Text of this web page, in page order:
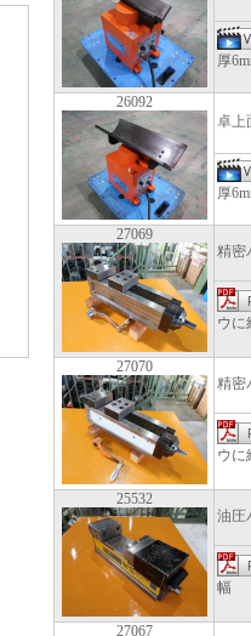
厚
26092
卓上
厚
27069
精密
ウに
27070
精密
ウに
25532
油圧
幅
27067